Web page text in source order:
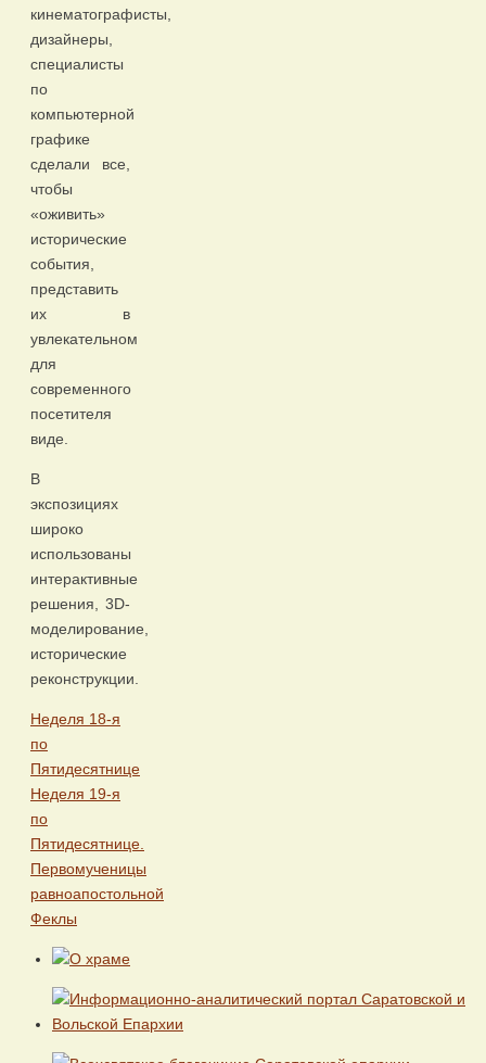
кинематографисты,
дизайнеры,
специалисты
по
компьютерной
графике
сделали все,
чтобы
«оживить»
исторические
события,
представить
их в
увлекательном
для
современного
посетителя
виде.
В
экспозициях
широко
использованы
интерактивные
решения, 3D-
моделирование,
исторические
реконструкции.
Неделя 18-я
по
Пятидесятнице
Неделя 19-я
по
Пятидесятнице.
Первомученицы
равноапостольной
Феклы